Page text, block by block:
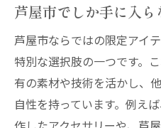
心に残る芦屋市
芦屋市の伝統を大
現地ならではの魅
芦屋市の文化を
地元の伝統を感じる
芦屋市でしか手に入
芦屋市ならではの限定アイ
特別な選択肢の一つです。
有の素材や技術を活かし、
自性を持っています。例え